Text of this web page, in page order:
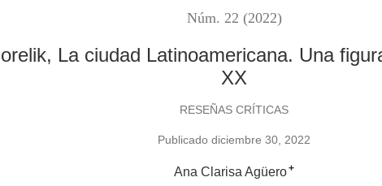
Núm. 22 (2022)
La ciudad Latinoamericana. Una
XX
RESEÑAS CRÍTICAS
Publicado diciembre 30, 2022
Ana Clarisa Agüero+